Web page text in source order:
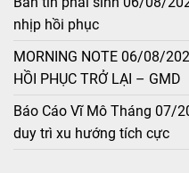
nhịp hồi phục
MORNING NOTE 06/08/
HỒI PHỤC TRỞ LẠI – GMD
Báo Cáo Vĩ Mô Tháng 07/
duy trì xu hướng tích cực